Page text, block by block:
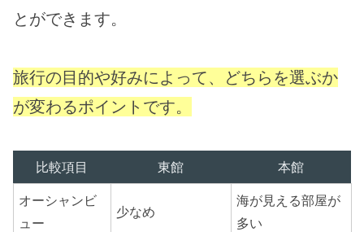
とができます。
旅行の目的や好みによって、どちらを選ぶか
が変わるポイントです。
比較項目 東館 本館
オーシャンビ
ュー
少なめ
海が見える部屋が
多い